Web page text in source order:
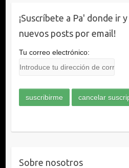
¡Suscríbete a Pa' donde ir
nuevos posts por email!
Tu correo electrónico:
Sobre nosotros